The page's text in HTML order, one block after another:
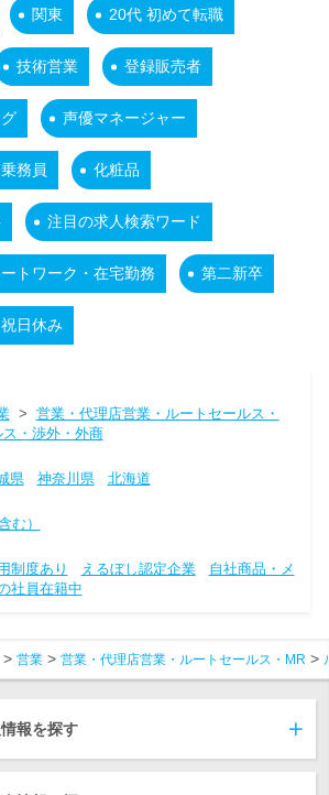
関東 20代 初めて転職
技術営業 登録販売者
声優マネージャー
務員 化粧品
注目の求人検索ワード
ートワーク・在宅勤務 第二新卒
日休み
> 営業・代理店営業・ルートセールス・
・渉外・外商
県 神奈川県
北海道
む）
制度あり えるぼし認定企業
自社商品・メ
社員在籍中
営業 営業・代理店営業・ルートセールス・MR
報を探す